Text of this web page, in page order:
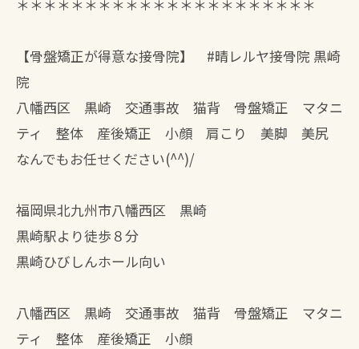
＊＊＊＊＊＊＊＊＊＊＊＊＊＊＊＊＊＊＊＊＊＊
【骨盤矯正が得意な接骨院】 #晴レルヤ接骨院 黒崎
院
八幡西区 黒崎 交通事故 猫背 骨盤矯正 マタニ
ティ 整体 産後矯正 小顔 肩こり 美脚 美尻
なんでもお任せください(^^)/
福岡県北九州市八幡西区 黒崎
黒崎駅より徒歩８分
黒崎ひびしんホール向い
八幡西区 黒崎 交通事故 猫背 骨盤矯正 マタニ
ティ 整体 産後矯正 小顔